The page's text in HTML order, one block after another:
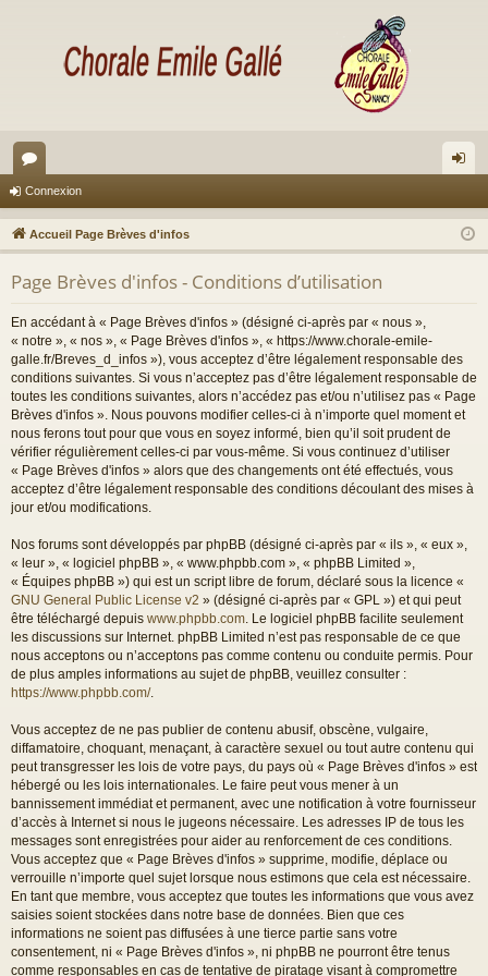
or
u
m
s
ne
xi
Connexion
Accueil Page Brèves d'infos
Page Brèves d'infos - Conditions d’utilisation
En accédant à « Page Brèves d'infos » (désigné ci-après par « nous »,
« notre », « nos », « Page Brèves d'infos », « https://www.chorale-emile-
galle.fr/Breves_d_infos »), vous acceptez d’être légalement responsable des
conditions suivantes. Si vous n’acceptez pas d’être légalement responsable de
toutes les conditions suivantes, alors n’accédez pas et/ou n’utilisez pas « Page
Brèves d'infos ». Nous pouvons modifier celles-ci à n’importe quel moment et
nous ferons tout pour que vous en soyez informé, bien qu’il soit prudent de
vérifier régulièrement celles-ci par vous-même. Si vous continuez d’utiliser
« Page Brèves d'infos » alors que des changements ont été effectués, vous
acceptez d’être légalement responsable des conditions découlant des mises à
jour et/ou modifications.
Nos forums sont développés par phpBB (désigné ci-après par « ils », « eux »,
« leur », « logiciel phpBB », « www.phpbb.com », « phpBB Limited »,
« Équipes phpBB ») qui est un script libre de forum, déclaré sous la licence «
GNU General Public License v2 » (désigné ci-après par « GPL ») et qui peut
être téléchargé depuis www.phpbb.com . Le logiciel phpBB facilite seulement
les discussions sur Internet. phpBB Limited n’est pas responsable de ce que
nous acceptons ou n’acceptons pas comme contenu ou conduite permis. Pour
de plus amples informations au sujet de phpBB, veuillez consulter :
https://www.phpbb.com/.
Vous acceptez de ne pas publier de contenu abusif, obscène, vulgaire,
diffamatoire, choquant, menaçant, à caractère sexuel ou tout autre contenu qui
peut transgresser les lois de votre pays, du pays où « Page Brèves d'infos » est
hébergé ou les lois internationales. Le faire peut vous mener à un
bannissement immédiat et permanent, avec une notification à votre fournisseur
d’accès à Internet si nous le jugeons nécessaire. Les adresses IP de tous les
messages sont enregistrées pour aider au renforcement de ces conditions.
Vous acceptez que « Page Brèves d'infos » supprime, modifie, déplace ou
verrouille n’importe quel sujet lorsque nous estimons que cela est nécessaire.
En tant que membre, vous acceptez que toutes les informations que vous avez
saisies soient stockées dans notre base de données. Bien que ces
informations ne soient pas diffusées à une tierce partie sans votre
consentement, ni « Page Brèves d'infos », ni phpBB ne pourront être tenus
comme responsables en cas de tentative de piratage visant à compromettre